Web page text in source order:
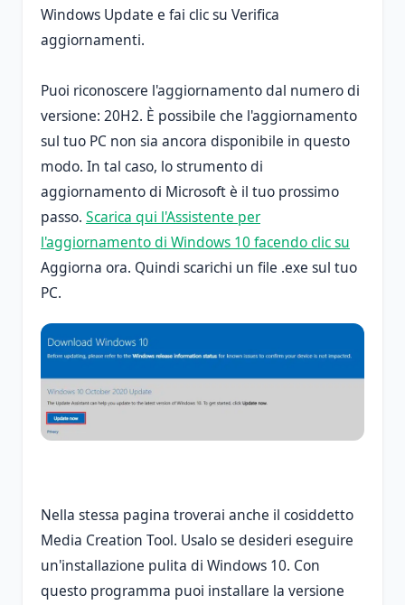
Windows Update e fai clic su Verifica
aggiornamenti.
Puoi riconoscere l'aggiornamento dal numero di
versione: 20H2. È possibile che l'aggiornamento
sul tuo PC non sia ancora disponibile in questo
modo. In tal caso, lo strumento di
aggiornamento di Microsoft è il tuo prossimo
passo. Scarica qui l'Assistente per
l'aggiornamento di Windows 10 facendo clic su
Aggiorna ora. Quindi scarichi un file .exe sul tuo
PC.
Nella stessa pagina troverai anche il cosiddetto
Media Creation Tool. Usalo se desideri eseguire
un'installazione pulita di Windows 10. Con
questo programma puoi installare la versione